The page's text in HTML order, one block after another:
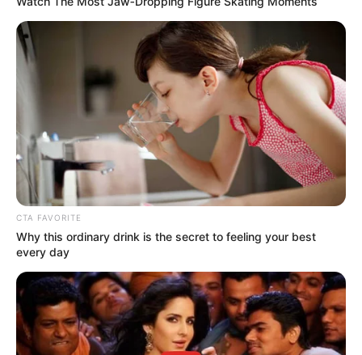
CTA FAVORITE
Why this ordinary drink is the secret to feeling your best
every day